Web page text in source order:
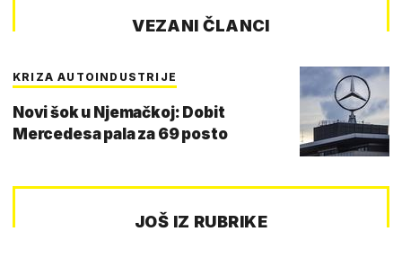
VEZANI ČLANCI
KRIZA AUTOINDUSTRIJE
Novi šok u Njemačkoj: Dobit
Mercedesa pala za 69 posto
JOŠ IZ RUBRIKE